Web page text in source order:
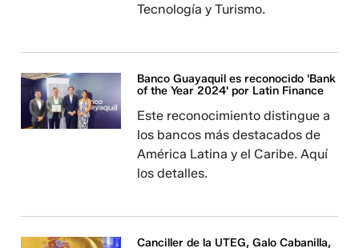
Tecnología y Turismo.
Banco Guayaquil es reconocido 'Bank
of the Year 2024' por Latin Finance
Este reconocimiento distingue a
los bancos más destacados de
América Latina y el Caribe. Aquí
los detalles.
Canciller de la UTEG, Galo Cabanilla,